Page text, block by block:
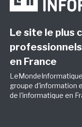
Le site le plus
professionnels
en France
groupe d'information
de l'informatique en